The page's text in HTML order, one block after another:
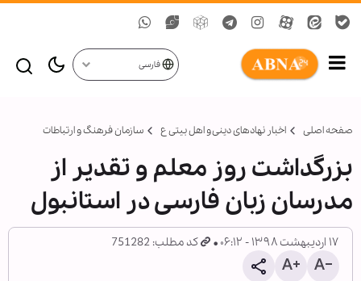
فارسی
صفحه اصلی اخبار نهادهای دینی و اهل بیتی ع سازمان فرهنگ و ارتباطات
بزرگداشت روز معلم و تقدیر از
مدرسان زبان فارسی در استانبول
۱۷ اردیبهشت ۱۳۹۸ - ۰۶:۱۲ کد مطلب: 751282